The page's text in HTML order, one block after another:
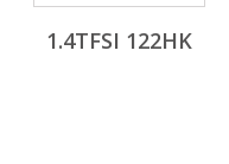
1.4TFSI 122HK